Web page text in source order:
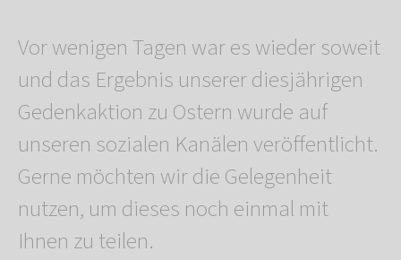
Vor wenigen Tagen war es wieder soweit
und das Ergebnis unserer diesjährigen
Gedenkaktion zu Ostern wurde auf
unseren sozialen Kanälen veröffentlicht.
Gerne möchten wir die Gelegenheit
nutzen, um dieses noch einmal mit
Ihnen zu teilen.